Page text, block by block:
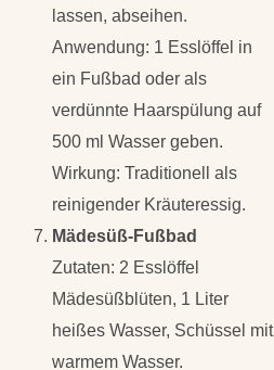
lassen, abseihen.
Anwendung: 1 Esslöffel in
ein Fußbad oder als
verdünnte Haarspülung auf
500 ml Wasser geben.
Wirkung: Traditionell als
reinigender Kräuteressig.
Mädesüß-Fußbad
Zutaten: 2 Esslöffel
Mädesüßblüten, 1 Liter
heißes Wasser, Schüssel mit
warmem Wasser.